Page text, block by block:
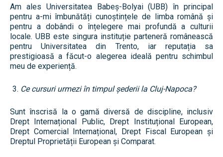
Am ales Universitatea Babeș-Bolyai (UBB) în principal
pentru a-mi îmbunătăți cunoștințele de limba română și
pentru a dobândi o înțelegere mai profundă a culturii
locale. UBB este singura instituție parteneră românească
pentru Universitatea din Trento, iar reputația sa
prestigioasă a făcut-o alegerea ideală pentru schimbul
meu de experiență.
Ce cursuri urmezi în timpul șederii la Cluj-Napoca?
Sunt înscrisă la o gamă diversă de discipline, inclusiv
Drept Internațional Public, Drept Instituțional European,
Drept Comercial Internațional, Drept Fiscal European și
Dreptul Proprietății European și Comparat.